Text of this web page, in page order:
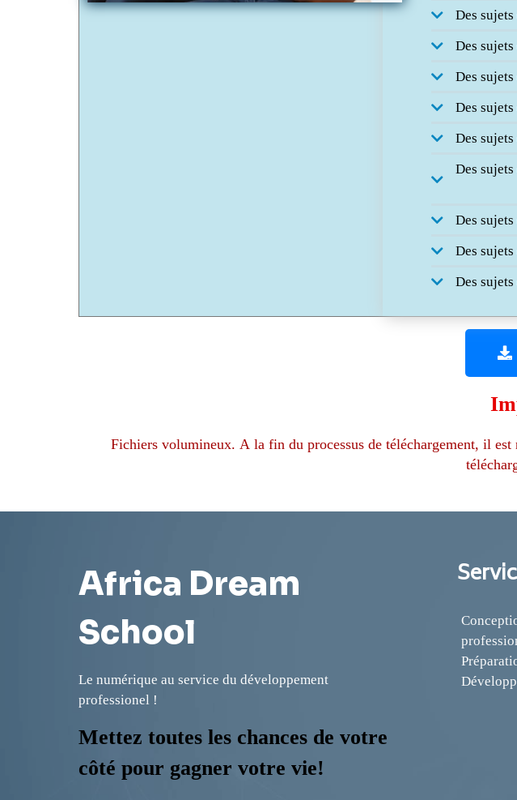
Des
Des
Des
Des
Des
Des
Des
Des
Des
Fichiers volumineux. A la fin du processus de téléchargement, il est recommandé de partager le lien sur
Africa Dream
School
Le numérique au service du développement
professionel !
Mettez toutes les chances de votre
côté pour gagner votre vie!